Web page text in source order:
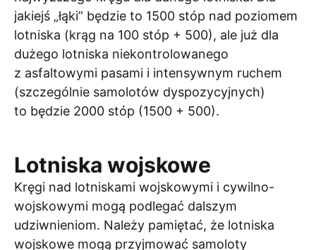
jakiejś „łąki” będzie to 1500 stóp nad poziomem
lotniska (krąg na 100 stóp + 500), ale już dla
dużego lotniska niekontrolowanego
z asfaltowymi pasami i intensywnym ruchem
(szczególnie samolotów dyspozycyjnych)
to będzie 2000 stóp (1500 + 500).
Lotniska wojskowe
Kręgi nad lotniskami wojskowymi i cywilno-
wojskowymi mogą podlegać dalszym
udziwnieniom. Należy pamiętać, że lotniska
wojskowe mogą przyjmować samoloty